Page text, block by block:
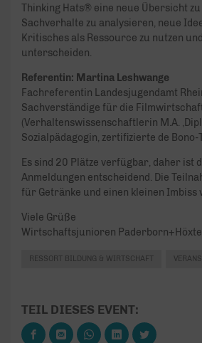
Thinking Hats® eine neue Übersicht
Sachverhalte zu analysieren, neue
Kritisches als Ressource zu nutzen
unterscheiden.
Referentin: Martina Leshwange
Fachreferentin Landesjugendamt
Sachverständige für die
(Verhaltenswissenschaftlerin M.A.
Sozialpädagogin, zertifizierte de
Es sind 20 Plätze verfügbar, daher ist
Anmeldungen entscheidend. Die
für Getränke und einen kleinen Imbiss
Viele Grüße
Wirtschaftsjunioren
RESSORT BILDUNG & WIRTSCHAFT
TEIL DIESES EVENT: